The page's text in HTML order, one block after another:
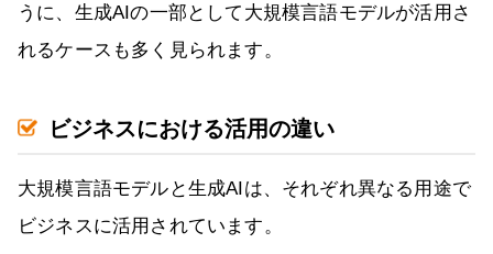
うに、生成AIの一部として大規模言語モデルが活用さ
れるケースも多く見られます。
ビジネスにおける活用の違い
大規模言語モデルと生成AIは、それぞれ異なる用途で
ビジネスに活用されています。